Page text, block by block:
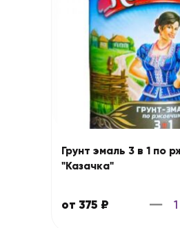
Грунт эмаль 3 в 1 по
"Казачка"
от 375 ₽